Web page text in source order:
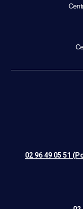
02 96 49 05 51